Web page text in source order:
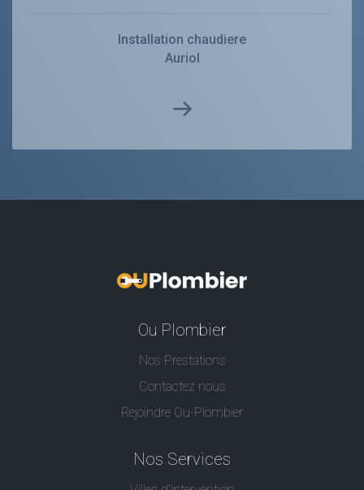
Installation chaudiere
Auriol
Ou Plombier
Nos Prestations
Contactez nous
Rejoindre Ou-Plombier
Nos Services